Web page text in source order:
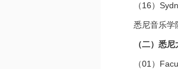
（16）
悉尼音乐学
（二）悉
（01）